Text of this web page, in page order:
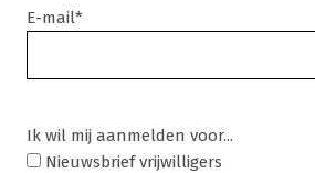
E-mail*
Ik wil mij aanmelden voor...
Nieuwsbrief vrijwilligers